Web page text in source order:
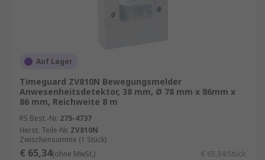
Auf Lager
Timeguard ZV810N Bewegungsmelder
Anwesenheitsdetektor, 38 mm, Ø 78 mm x 86mm x
86 mm, Reichweite 8 m
RS Best.-Nr. 275-4737
Herst. Teile-Nr. ZV810N
Zwischensumme (1 Stück)
€ 65,34(ohne MwSt.) € 65,34/Stück